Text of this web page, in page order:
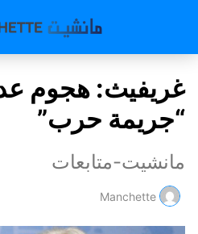
غريفيث: هجوم
“جريمة حرب”
مانشيت-متابعات
Manchette